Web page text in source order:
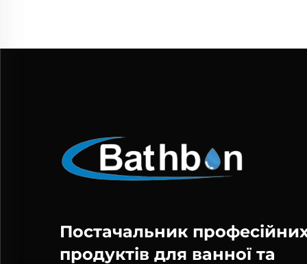
Постачальник
продуктів для ванної та